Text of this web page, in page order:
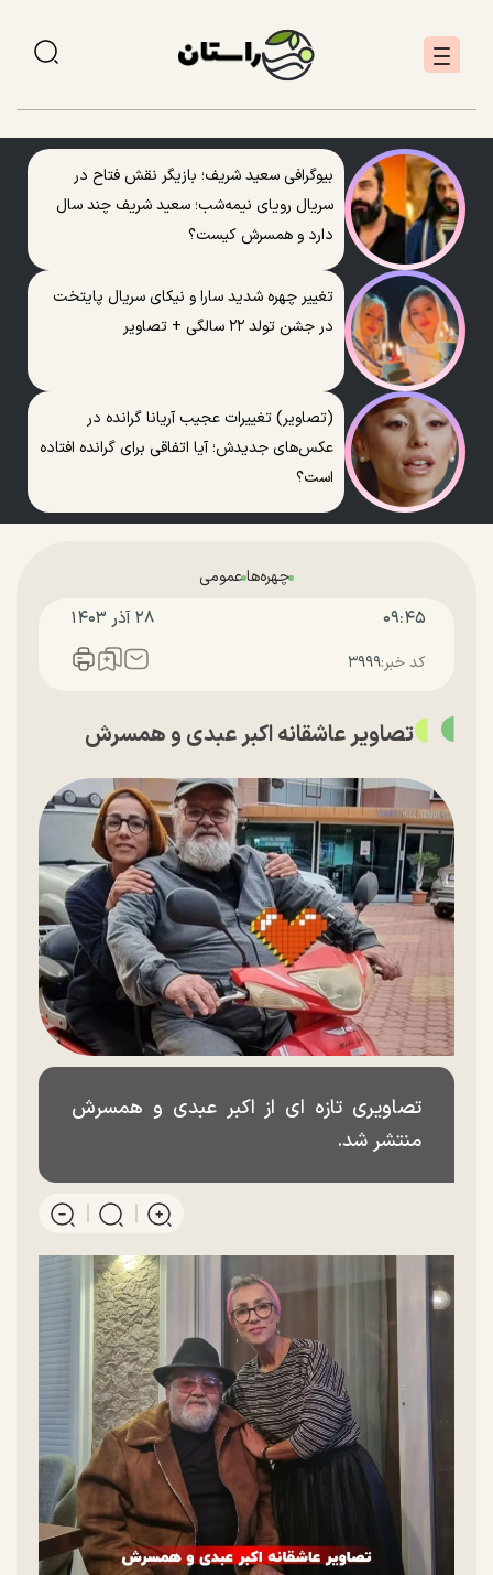
بیوگرافی سعید شریف؛ بازیگر نقش فتاح در
سریال رویای نیمه‌شب؛ سعید شریف چند سال
دارد و همسرش کیست؟
تغییر چهره شدید سارا و نیکای سریال پایتخت
در جشن تولد ۲۲ سالگی + تصاویر
(تصاویر) تغییرات عجیب آریانا گرانده در
عکس‌های جدیدش؛ آیا اتفاقی برای گرانده افتاده
است؟
چهره‌هاعمومی
۰۹:۴۵ ۲۸ آذر ۱۴۰۳
کد خبر:۳۹۹۹
تصاویر عاشقانه اکبر عبدی و همسرش
تصاویری تازه ای از اکبر عبدی و همسرش
منتشر شد.